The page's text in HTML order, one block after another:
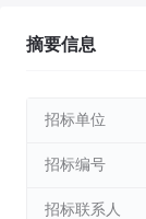
摘要信息
招标单位
招标编号
招标联系人